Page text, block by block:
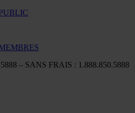
– SANS FRAIS : 1.888.850.5888